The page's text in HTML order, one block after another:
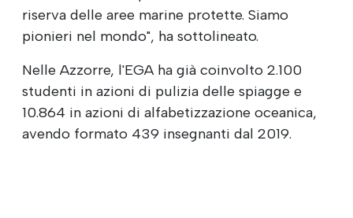
riserva delle aree marine protette. Siamo
pionieri nel mondo", ha sottolineato.
Nelle Azzorre, l'EGA ha già coinvolto 2.100
studenti in azioni di pulizia delle spiagge e
10.864 in azioni di alfabetizzazione oceanica,
avendo formato 439 insegnanti dal 2019.